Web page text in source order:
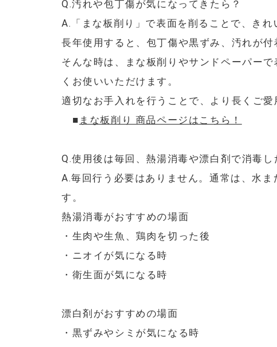
Q.汚れや包丁傷が気になってきたら？
A.「まな板削り」で表面を削ることで、きれ
長年使用すると、包丁傷や黒ずみ、汚れが付
そんな時は、まな板削りやサンドペーパー
くお使いいただけます。
適切なお手入れを行うことで、より長くご愛
■ まな板削り 商品ページはこちら！
Q.使用後は毎回、熱湯消毒や漂白剤で消毒し
A.毎回行う必要はありません。通常は、水
す。
熱湯消毒がおすすめの場面
・生肉や生魚、鶏肉を切った後
・ニオイが気になる時
・衛生面が気になる時
漂白剤がおすすめの場面
・黒ずみやシミが気になる時